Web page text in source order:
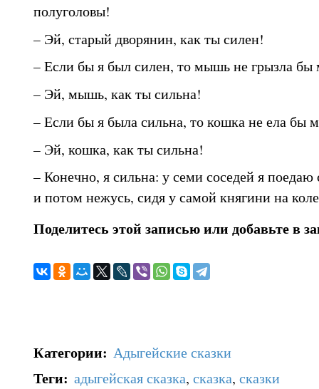
полуголовы!
– Эй, старый дворянин, как ты силен!
– Если бы я был силен, то мышь не грызла бы
– Эй, мышь, как ты сильна!
– Если бы я была сильна, то кошка не ела бы
– Эй, кошка, как ты сильна!
– Конечно, я сильна: у семи соседей я поедаю
и потом нежусь, сидя у самой княгини на
Поделитесь этой записью или добавьте в
Категории: Адыгейские сказки
Теги: адыгейская сказка, сказка, сказки